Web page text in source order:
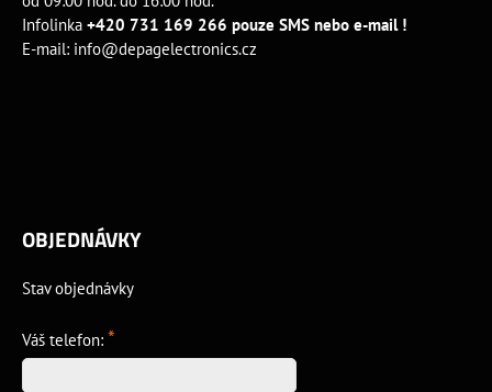
Infolinka +420 731 169 266 pouze SMS nebo e-mail !
E-mail: info@depagelectronics.cz
OBJEDNÁVKY
Stav objednávky
Váš telefon: *